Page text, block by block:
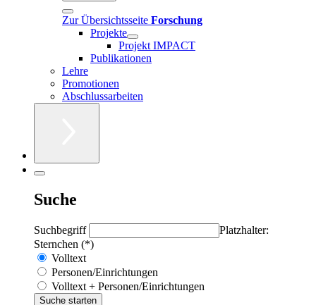
Zur Übersichtsseite Forschung
Projekte
Projekt IMPACT
Publikationen
Lehre
Promotionen
Abschlussarbeiten
Suche
Suchbegriff
Platzhalter:
Sternchen (*)
Volltext
Personen/Einrichtungen
Volltext + Personen/Einrichtungen